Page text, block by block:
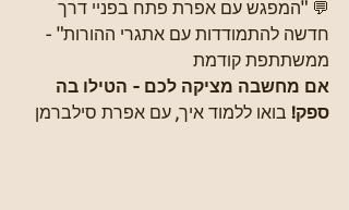
💬 "המפגש עם אפרת פתח בפניי דרך
חדשה להתמודדות עם אתגרי ההורות" -
ממשתתפת קודמת
אם מחשבה מציקה לכם - הטילו בה
ספק! בואו ללמוד איך, עם אפרת סילברמן